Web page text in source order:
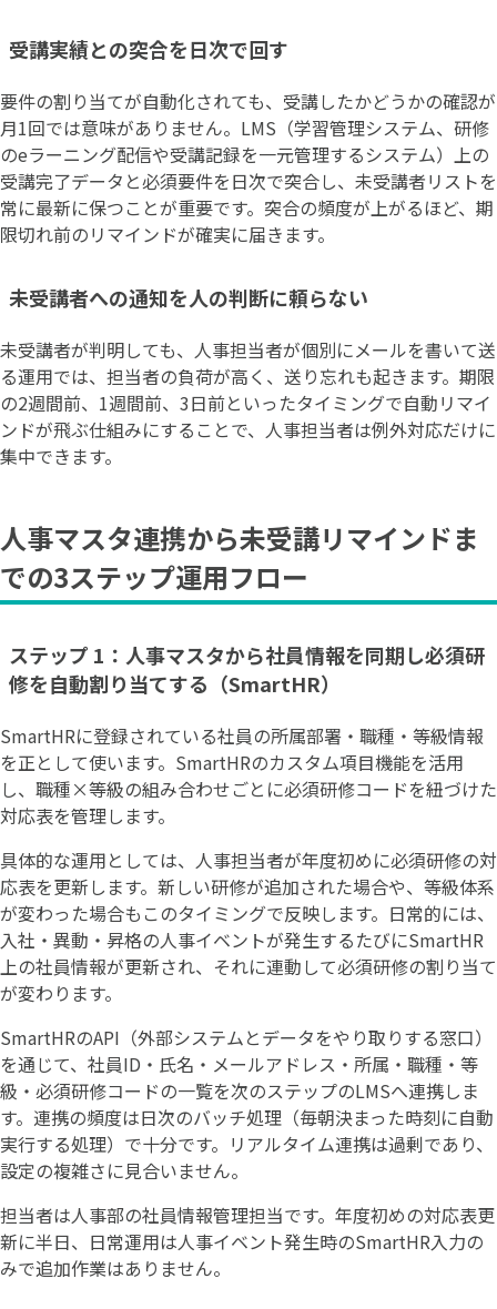
受講実績との突合を日次で回す
要件の割り当てが自動化されても、受講したかどうかの確認が
月1回では意味がありません。LMS（学習管理システム、研修
のeラーニング配信や受講記録を一元管理するシステム）上の
受講完了データと必須要件を日次で突合し、未受講者リストを
常に最新に保つことが重要です。突合の頻度が上がるほど、期
限切れ前のリマインドが確実に届きます。
未受講者への通知を人の判断に頼らない
未受講者が判明しても、人事担当者が個別にメールを書いて送
る運用では、担当者の負荷が高く、送り忘れも起きます。期限
の2週間前、1週間前、3日前といったタイミングで自動リマイ
ンドが飛ぶ仕組みにすることで、人事担当者は例外対応だけに
集中できます。
人事マスタ連携から未受講リマインドま
での3ステップ運用フロー
ステップ 1：人事マスタから社員情報を同期し必須研
修を自動割り当てする（SmartHR）
SmartHRに登録されている社員の所属部署・職種・等級情報
を正として使います。SmartHRのカスタム項目機能を活用
し、職種×等級の組み合わせごとに必須研修コードを紐づけた
対応表を管理します。
具体的な運用としては、人事担当者が年度初めに必須研修の対
応表を更新します。新しい研修が追加された場合や、等級体系
が変わった場合もこのタイミングで反映します。日常的には、
入社・異動・昇格の人事イベントが発生するたびにSmartHR
上の社員情報が更新され、それに連動して必須研修の割り当て
が変わります。
SmartHRのAPI（外部システムとデータをやり取りする窓口）
を通じて、社員ID・氏名・メールアドレス・所属・職種・等
級・必須研修コードの一覧を次のステップのLMSへ連携しま
す。連携の頻度は日次のバッチ処理（毎朝決まった時刻に自動
実行する処理）で十分です。リアルタイム連携は過剰であり、
設定の複雑さに見合いません。
担当者は人事部の社員情報管理担当です。年度初めの対応表更
新に半日、日常運用は人事イベント発生時のSmartHR入力の
みで追加作業はありません。